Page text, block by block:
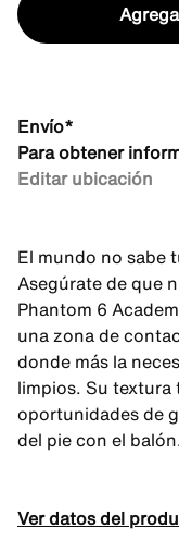
Envío*
Para obtener
Editar ubicación
El mundo no sabe
Asegúrate de que
Phantom 6
una zona de
donde más la
limpios. Su textura
oportunidades de
del pie con el
Ver datos del